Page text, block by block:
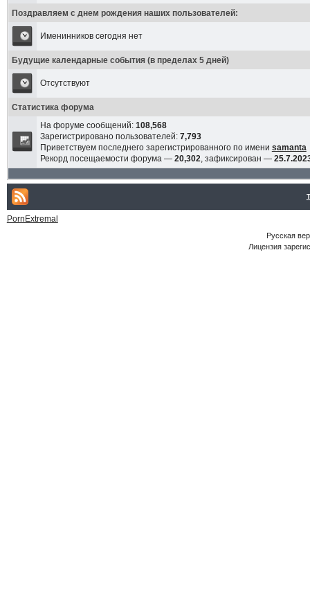
Поздравляем с днем рождения наших пользователей:
Именинников сегодня нет
Будущие календарные события (в пределах 5 дней)
Отсутствуют
Статистика форума
На форуме сообщений: 108,568
Зарегистрировано пользователей: 7,793
Приветствуем последнего зарегистрированного по имени samanta
Рекорд посещаемости форума — 20,302, зафиксирован —
PornExtremal
Русская
Лицензия